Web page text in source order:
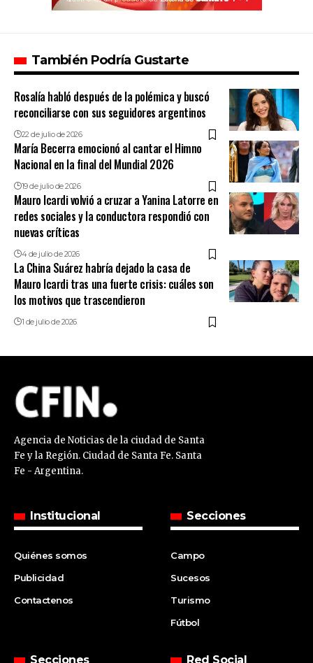
También Podría Gustarte
Rosalía habló después de la polémica y buscó
reconciliarse con sus seguidores argentinos
22 de julio de 2026
María Becerra emocionó al cantar el Himno
Nacional en la final del Mundial 2026
19 de julio de 2026
Mauro Icardi volvió a cruzar a Yanina Latorre en
redes sociales y la conductora respondió con
nuevas críticas
4 de julio de 2026
La China Suárez habría dejado la casa de
Mauro Icardi tras una fuerte crisis: cuáles son
los motivos que trascendieron
1 de julio de 2026
Agencia de Noticias de la ciudad de Santa
Fe y la Región. Ciudad de Santa Fe. Santa
Fe - Argentina.
Institucional
Quiénes somos
Publicidad
Contactenos
Secciones
Campo
Sucesos
Turismo
Fútbol
Secciones Red Social